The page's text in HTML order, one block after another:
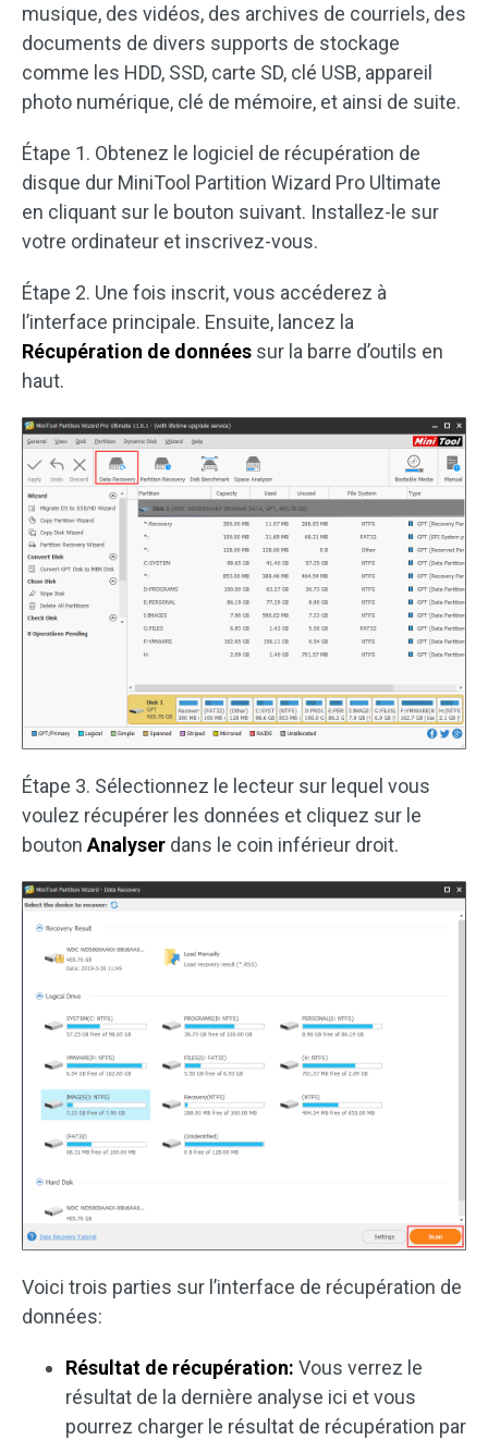
musique, des vidéos, des archives de courriels, des
documents de divers supports de stockage
comme les HDD, SSD, carte SD, clé USB, appareil
photo numérique, clé de mémoire, et ainsi de suite.
Étape 1. Obtenez le logiciel de récupération de
disque dur MiniTool Partition Wizard Pro Ultimate
en cliquant sur le bouton suivant. Installez-le sur
votre ordinateur et inscrivez-vous.
Étape 2. Une fois inscrit, vous accéderez à
l’interface principale. Ensuite, lancez la
Récupération de données sur la barre d’outils en
haut.
Étape 3. Sélectionnez le lecteur sur lequel vous
voulez récupérer les données et cliquez sur le
boutonAnalyser dans le coin inférieur droit.
Voici trois parties sur l’interface de récupération de
données:
Résultat de récupération: Vous verrez le
résultat de la dernière analyse ici et vous
pourrez charger le résultat de récupération par